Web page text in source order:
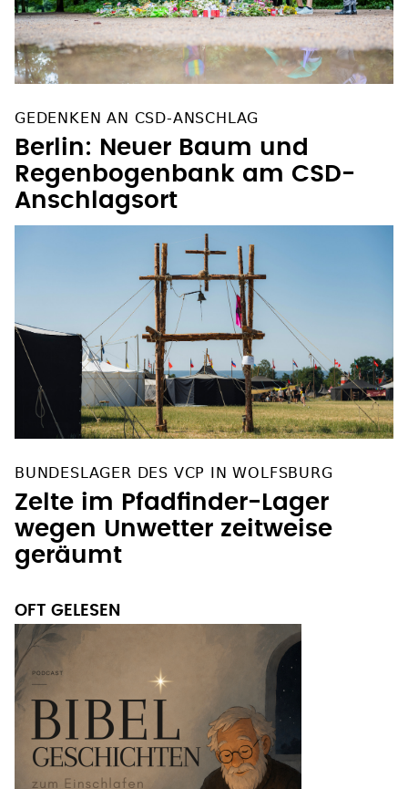
GEDENKEN AN CSD-ANSCHLAG
Berlin: Neuer Baum und
Regenbogenbank am CSD-
Anschlagsort
BUNDESLAGER DES VCP IN WOLFSBURG
Zelte im Pfadfinder-Lager
wegen Unwetter zeitweise
geräumt
OFT GELESEN